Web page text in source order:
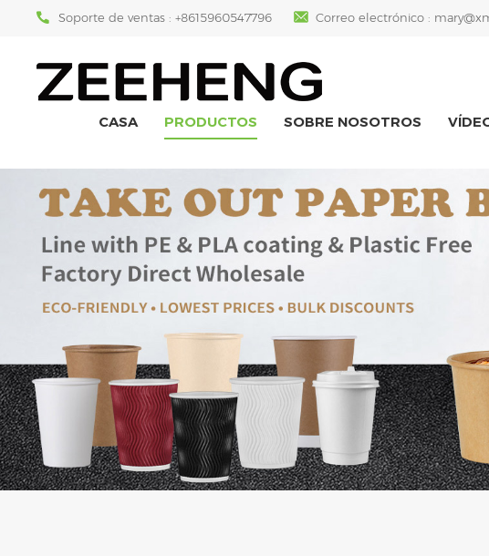
Soporte de ventas : +8615960547796 Correo electrónico :
CASA PRODUCTOS SOBRE NOSOTROS